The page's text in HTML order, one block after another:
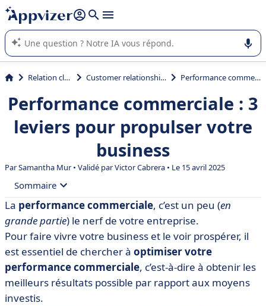
répondre (plusieurs lignes avec
L'IA de Appvizer vous guide dans l'utilisation ou la sélection de
logiciel SaaS en entreprise.
Relation client et vente Customer relationship management (CRM) Performance commerciale : 3 leviers pour propulser votre business
Performance commerciale : 3
leviers pour propulser votre
business
ParSamantha Mur• Validé parVictor Cabrera • Le 15 avril 2025
Sommaire
• La performance commerciale, c’est quoi ?
• Comment évaluer la performance commerciale ?
• 5 leviers pour booster votre performance
commerciale !
• Des outils au service de votre performance
commerciale
La performance commerciale, c’est un peu (en
grande partie) le nerf de votre entreprise.
Pour faire vivre votre business et le voir prospérer, il
est essentiel de chercher à optimiser votre
performance commerciale, c’est-à-dire à obtenir les
meilleurs résultats possible par rapport aux moyens
investis.